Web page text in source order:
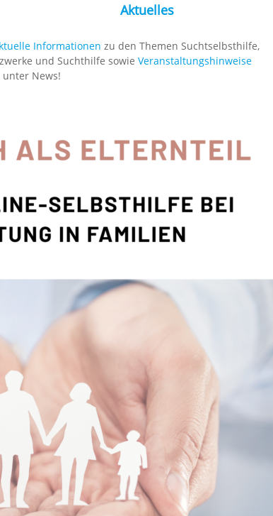
Aktuelles
Informationen zu den Themen Suchtselbsthilfe,
und Suchthilfe sowie Veranstaltungshinweise
News!